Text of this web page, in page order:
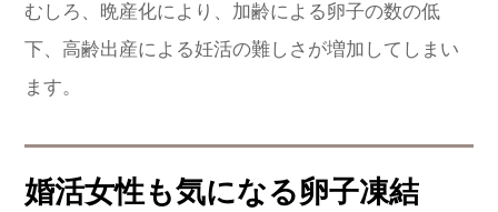
むしろ、晩産化により、加齢による卵子の数の低
下、高齢出産による妊活の難しさが増加してしまい
ます。
婚活女性も気になる卵子凍結